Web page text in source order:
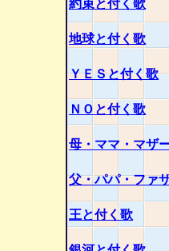
約束と付く歌
地球と付く歌
ＹＥＳと付く歌
ＮＯと付く歌
母・ママ・マザ
父・パパ・ファ
王と付く歌